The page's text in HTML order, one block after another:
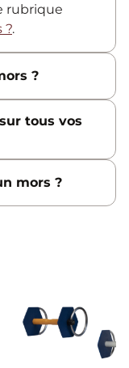
rubrique
?.
?
tous vos
mors ?